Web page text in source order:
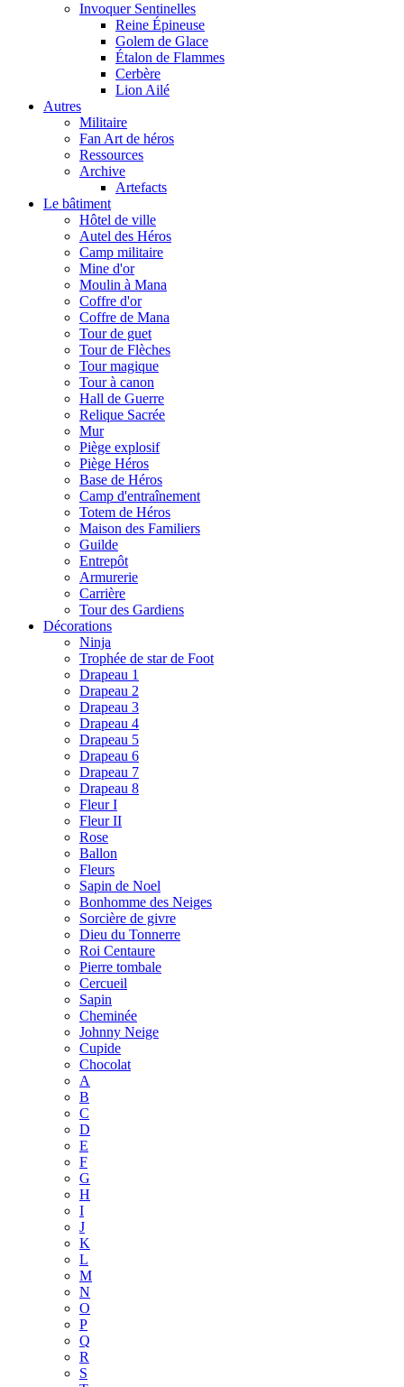
Invoquer Sentinelles
Reine Épineuse
Golem de Glace
Étalon de Flammes
Cerbère
Lion Ailé
Autres
Militaire
Fan Art de héros
Ressources
Archive
Artefacts
Le bâtiment
Hôtel de ville
Autel des Héros
Camp militaire
Mine d'or
Moulin à Mana
Coffre d'or
Coffre de Mana
Tour de guet
Tour de Flèches
Tour magique
Tour à canon
Hall de Guerre
Relique Sacrée
Mur
Piège explosif
Piège Héros
Base de Héros
Camp d'entraînement
Totem de Héros
Maison des Familiers
Guilde
Entrepôt
Armurerie
Carrière
Tour des Gardiens
Décorations
Ninja
Trophée de star de Foot
Drapeau 1
Drapeau 2
Drapeau 3
Drapeau 4
Drapeau 5
Drapeau 6
Drapeau 7
Drapeau 8
Fleur I
Fleur II
Rose
Ballon
Fleurs
Sapin de Noel
Bonhomme des Neiges
Sorcière de givre
Dieu du Tonnerre
Roi Centaure
Pierre tombale
Cercueil
Sapin
Cheminée
Johnny Neige
Cupide
Chocolat
A
B
C
D
E
F
G
H
I
J
K
L
M
N
O
P
Q
R
S